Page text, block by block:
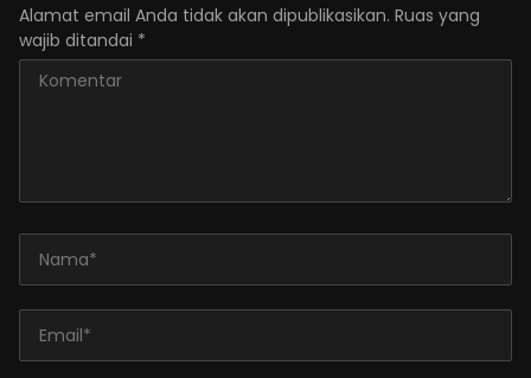
Alamat email Anda tidak akan dipublikasikan. Ruas yang
wajib ditandai *